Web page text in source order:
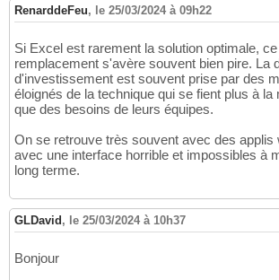
RenarddeFeu, le 25/03/2024 à 09h22
Si Excel est rarement la solution optimale,
remplacement s'avère souvent bien pire. La
d'investissement est souvent prise par des
éloignés de la technique qui se fient plus à
que des besoins de leurs équipes.
On se retrouve très souvent avec des applis
avec une interface horrible et impossibles à
long terme.
GLDavid , le 25/03/2024 à 10h37
Bonjour